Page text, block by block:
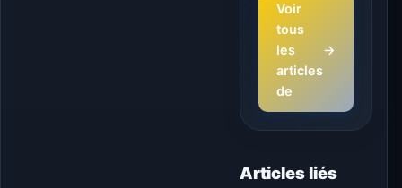
Voir
tous
les
articles
de
→
Articles liés